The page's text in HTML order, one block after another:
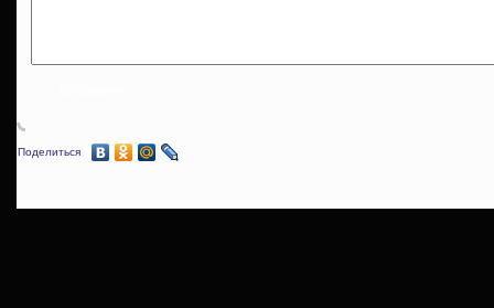
Поделиться